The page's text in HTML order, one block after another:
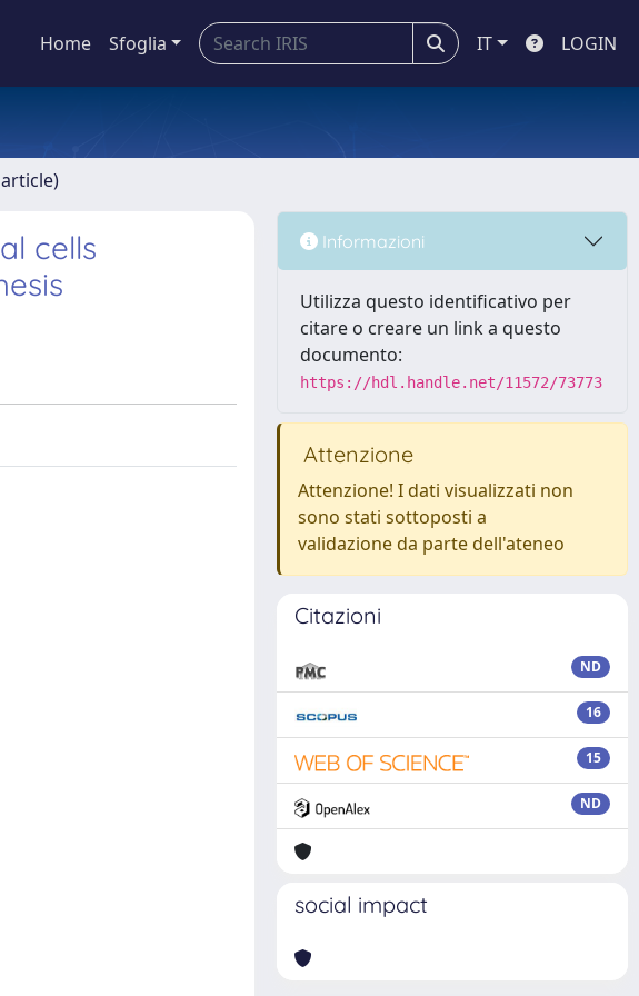
Home Sfoglia IT LOGIN
cells
Informazioni
Utilizza questo identificativo per
citare o creare un link a questo
documento:
https://hdl.handle.net/11572/73773
Attenzione
Attenzione! I dati visualizzati non
sono stati sottoposti a
validazione da parte dell'ateneo
Citazioni
ND
16
15
ND
social impact